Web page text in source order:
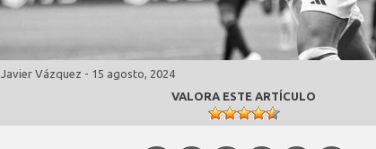
Javier Vázquez - 15 agosto, 2024
VALORA ESTE ARTÍCULO